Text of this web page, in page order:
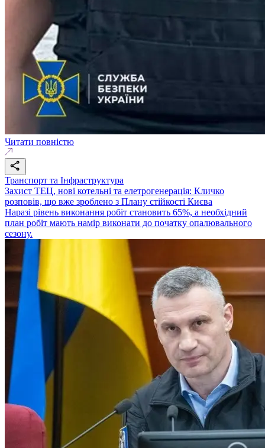
Читати повністю
Транспорт та Інфраструктура
Захист ТЕЦ, нові котельні та елетрогенерація: Кличко
розповів, що вже зроблено з Плану стійкості Києва
Наразі рівень виконання робіт становить 65%, а необхідний
план робіт мають намір виконати до початку опалювального
сезону.